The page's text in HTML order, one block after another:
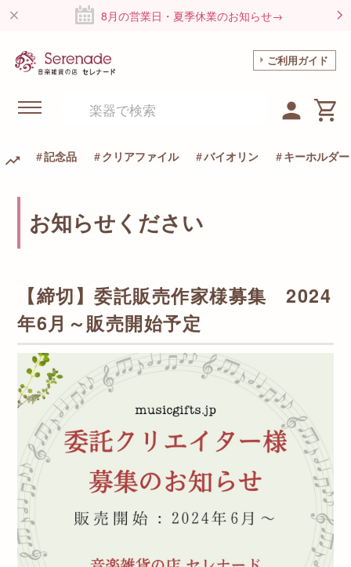
8月の営業日・夏季休業のお知らせ→
ご利用ガイド
記念品 クリアファイル バイオリン キーホルダー
お知らせください
【締切】委託販売作家様募集 2024
年6月～販売開始予定